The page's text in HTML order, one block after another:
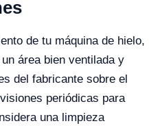
de tu máquina de hielo,
área bien ventilada y
del fabricante sobre el
periódicas para
una limpieza